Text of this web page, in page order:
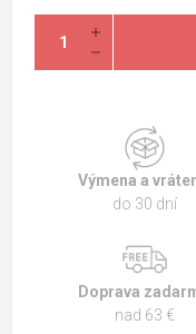
Výmena a
do 30 dní
Doprava
nad 63 €